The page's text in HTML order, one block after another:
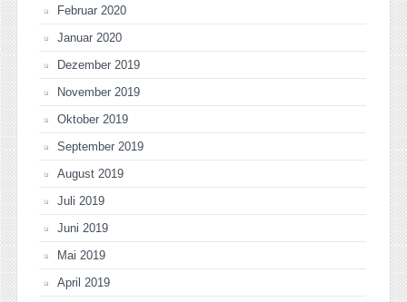
Februar 2020
Januar 2020
Dezember 2019
November 2019
Oktober 2019
September 2019
August 2019
Juli 2019
Juni 2019
Mai 2019
April 2019